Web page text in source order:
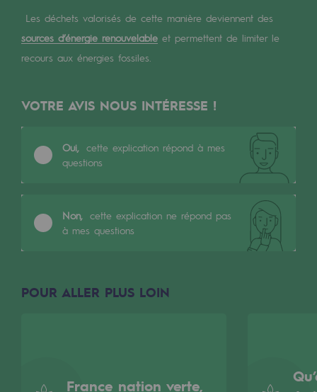
Où nous trouver
Les énergies d'avenir
Gaz renouvelables et procédés durables
Gaz renouvelables et procédés
Pyrogazéification et gazéification
Méthanation
Nouveaux usages
Les déchets valorisés de cette manière deviennent des
sources d’énergie renouvelable et permettent de limiter le
recours aux énergies fossiles.
VOTRE AVIS NOUS INTÉRESSE !
Oui, cette explication répond à mes
questions
Non, cette explication ne répond pas
à mes questions
POUR ALLER PLUS LOIN
France nation verte,